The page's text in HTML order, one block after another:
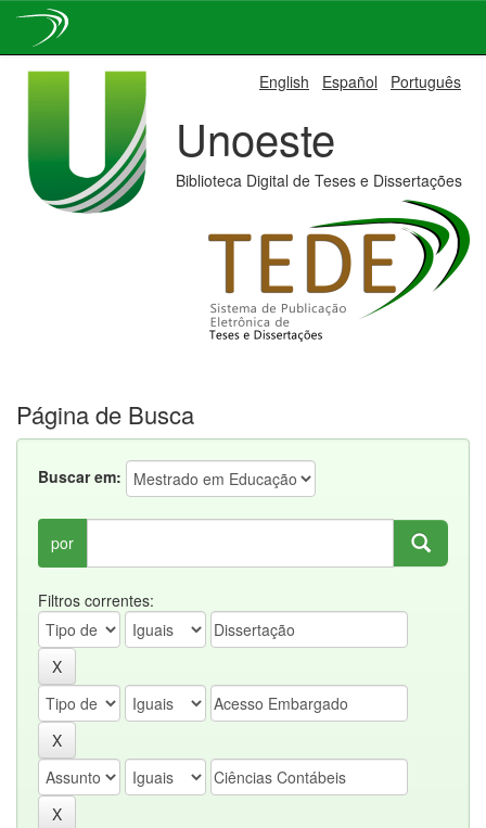
English Español Português
Unoeste
Biblioteca Digital de Teses e Dissertações
Página de Busca
Buscar em:
por
Filtros correntes: